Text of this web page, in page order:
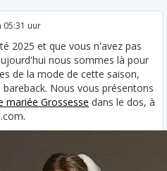
05:31 uur
2025 et que vous n'avez pas
nous sommes là pour
de la mode de cette saison,
bareback. Nous vous présentons
mariée Grossesse dans le dos, à